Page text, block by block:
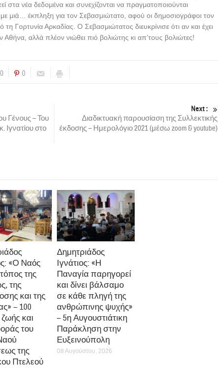
στα νέα δεδομένα και συνεχίζονται να πραγματοποιούνται
με μιά… έκπληξη για τον Σεβασμιώτατο, αφού οι δημοσιογράφοι τον
Γορτυνία Αρκαδίας. Ο Σεβασμιώτατος διευκρίνισε ότι αν και έχει
αλλά πλέον νιώθει πιό βολιώτης κι απ’τους βολιώτες!
0 0
Γένους – Του
Ιγνατίου στο
Next :
Διαδικτυακή παρουσίαση της Συλλεκτικής
έκδοσης – Ημερολόγιο 2021 (μέσω zoom & youtube)
«Ο Ναός
της
της
και της
– 100
και
του
της
Πτελεού
Δημητριάδος
Ιγνάτιος: «Η
Παναγία παρηγορεί
και δίνει βάλσαμο
σε κάθε πληγή της
ανθρώπινης ψυχής»
– 5η Αυγουστιάτικη
Παράκληση στην
Ευξεινούπολη
08 Αυγούστου, 2026